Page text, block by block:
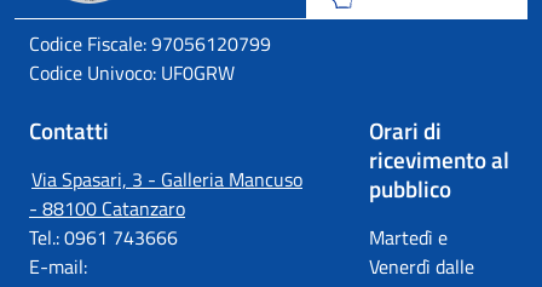
Codice Fiscale: 97056120799
Codice Univoco: UF0GRW
Contatti
Via Spasari, 3 - Galleria Mancuso
- 88100 Catanzaro
Tel.: 0961 743666
E-mail:
Orari di
ricevimento al
pubblico
Martedì e
Venerdì dalle